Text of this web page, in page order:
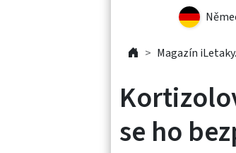
Magazín
se ho